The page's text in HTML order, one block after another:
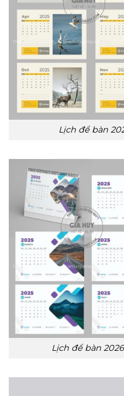
Lịch để bàn
Lịch để bàn